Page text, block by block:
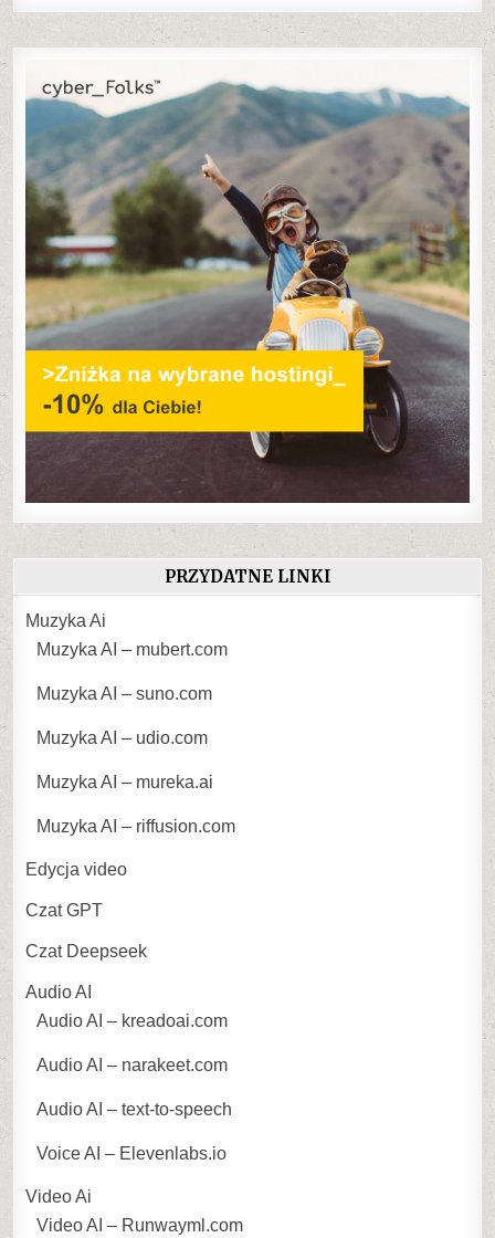
PRZYDATNE LINKI
Muzyka Ai
Muzyka AI – mubert.com
Muzyka AI – suno.com
Muzyka AI – udio.com
Muzyka AI – mureka.ai
Muzyka AI – riffusion.com
Edycja video
Czat GPT
Czat Deepseek
Audio AI
Audio AI – kreadoai.com
Audio AI – narakeet.com
Audio AI – text-to-speech
Voice AI – Elevenlabs.io
Video Ai
Video AI – Runwayml.com